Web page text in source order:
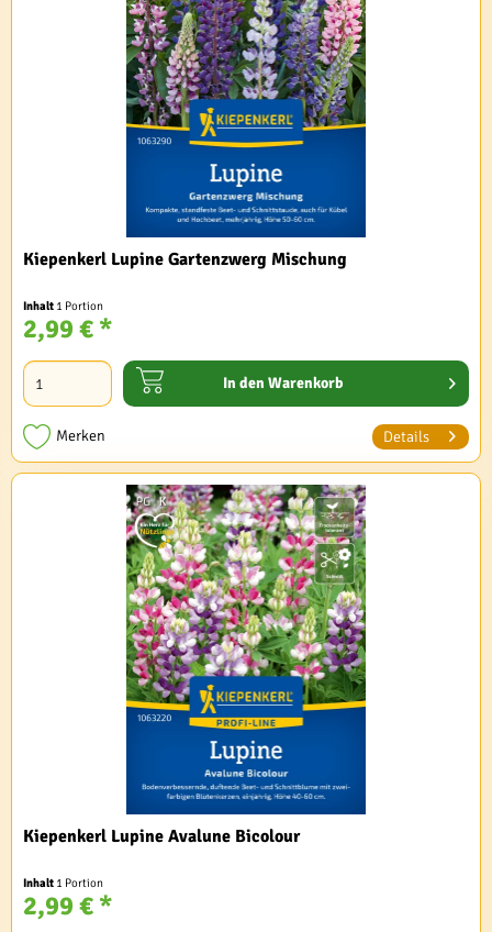
Kiepenkerl Lupine Gartenzwerg Mischung
Inhalt 1 Portion
2,99 € *
In den Warenkorb
Merken Details
Kiepenkerl Lupine Avalune Bicolour
Inhalt 1 Portion
2,99 € *